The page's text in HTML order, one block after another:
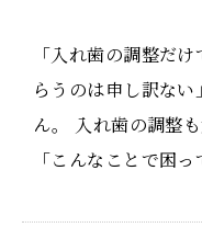
「入れ歯の調整だ
らうのは申し訳な
ん。 入れ歯の調整
「こんなことで困